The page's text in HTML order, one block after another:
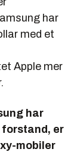
har
med et
Apple mer
har
forstand, er
mobiler